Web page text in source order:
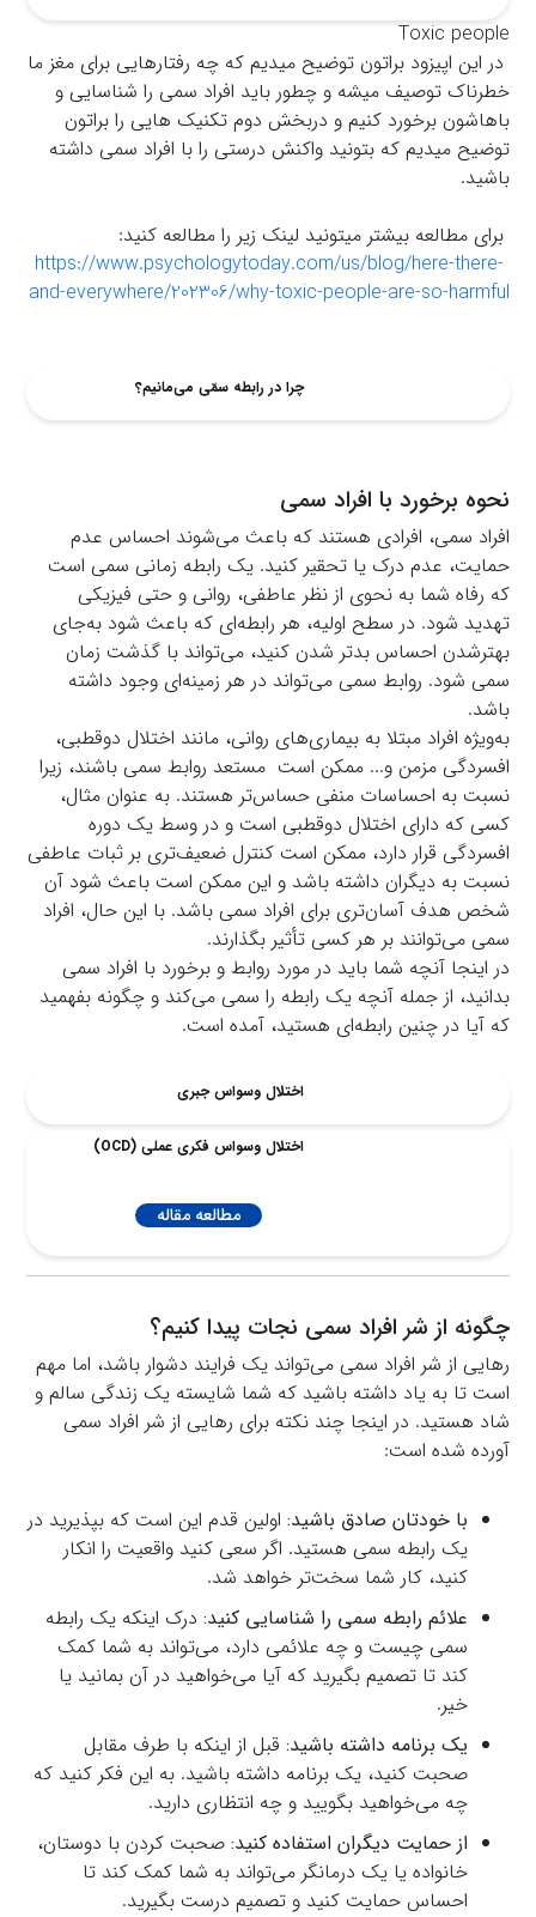
Toxic people
در این اپیزود براتون توضیح میدیم که چه رفتارهایی برای مغز ما
خطرناک توصیف میشه و چطور باید افراد سمی را شناسایی و
باهاشون برخورد کنیم و دربخش دوم تکنیک هایی را براتون
توضیح میدیم که بتونید واکنش درستی را با افراد سمی داشته
باشید.
برای مطالعه بیشتر میتونید لینک زیر را مطالعه کنید:
https://www.psychologytoday.com/us/blog/here-there-
and-everywhere/202306/why-toxic-people-are-so-harmful
چرا در رابطه سمّی می‌مانیم؟
نحوه برخورد با افراد سمی
افراد سمی، افرادی هستند که باعث می‌شوند احساس عدم
حمایت، عدم درک یا تحقیر کنید. یک رابطه زمانی سمی است
که رفاه شما به نحوی از نظر عاطفی، روانی و حتی فیزیکی
تهدید شود. در سطح اولیه، هر رابطه‌ای که باعث شود به‌جای
بهترشدن احساس بدتر شدن کنید، می‌تواند با گذشت زمان
سمی شود. روابط سمی می‌تواند در هر زمینه‌ای وجود داشته
باشد.
به‌ویژه افراد مبتلا به بیماری‌های روانی، مانند اختلال دوقطبی،
افسردگی مزمن و... ممکن است مستعد روابط سمی باشند، زیرا
نسبت به احساسات منفی حساس‌تر هستند. به عنوان مثال،
کسی که دارای اختلال دوقطبی است و در وسط یک دوره
افسردگی قرار دارد، ممکن است کنترل ضعیف‌تری بر ثبات عاطفی
نسبت به دیگران داشته باشد و این ممکن است باعث شود آن
شخص هدف آسان‌تری برای افراد سمی باشد. با این حال، افراد
سمی می‌توانند بر هر کسی تأثیر بگذارند.
در اینجا آنچه شما باید در مورد روابط و برخورد با افراد سمی
بدانید، از جمله آنچه یک رابطه را سمی می‌کند و چگونه بفهمید
که آیا در چنین رابطه‌ای هستید، آمده است.
اختلال وسواس جبری
اختلال وسواس فکری عملی (OCD)
مطالعه مقاله
چگونه از شر افراد سمی نجات پیدا کنیم؟
رهایی از شر افراد سمی می‌تواند یک فرایند دشوار باشد، اما مهم
است تا به یاد داشته باشید که شما شایسته یک زندگی سالم و
شاد هستید. در اینجا چند نکته برای رهایی از شر افراد سمی
آورده شده است:
با خودتان صادق باشید: اولین قدم این است که بپذیرید در
یک رابطه سمی هستید. اگر سعی کنید واقعیت را انکار
کنید، کار شما سخت‌تر خواهد شد.
علائم رابطه سمی را شناسایی کنید: درک اینکه یک رابطه
سمی چیست و چه علائمی دارد، می‌تواند به شما کمک
کند تا تصمیم بگیرید که آیا می‌خواهید در آن بمانید یا
خیر.
یک برنامه داشته باشید: قبل از اینکه با طرف مقابل
صحبت کنید، یک برنامه داشته باشید. به این فکر کنید که
چه می‌خواهید بگویید و چه انتظاری دارید.
از حمایت دیگران استفاده کنید: صحبت کردن با دوستان،
خانواده یا یک درمانگر می‌تواند به شما کمک کند تا
احساس حمایت کنید و تصمیم درست بگیرید.